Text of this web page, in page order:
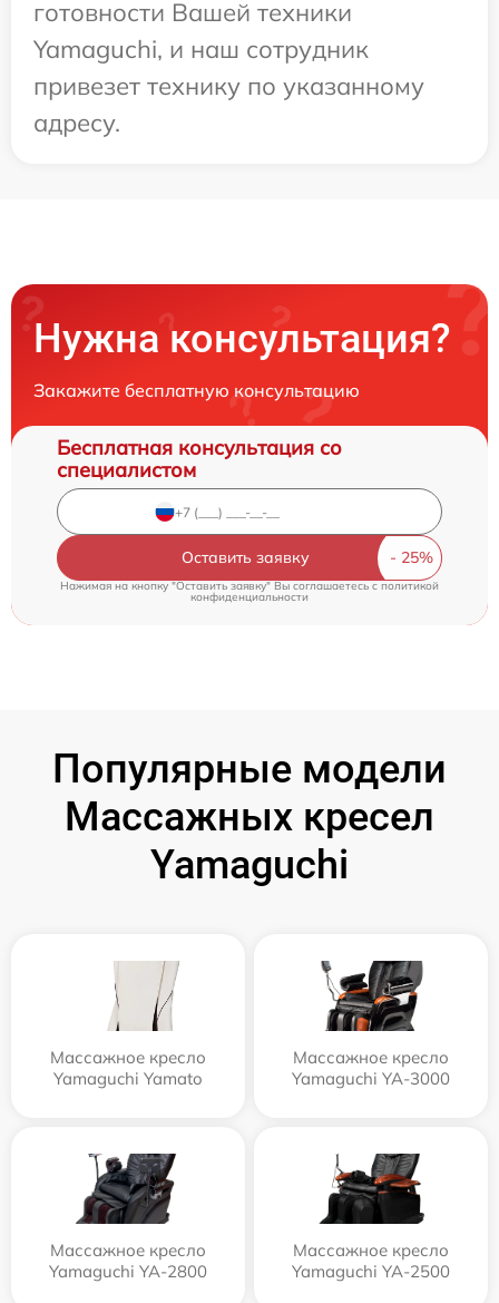
готовности Вашей техники
Yamaguchi, и наш сотрудник
привезет технику по указанному
адресу.
Нужна консультация?
Закажите бесплатную консультацию
Бесплатная консультация со
специалистом
Оставить заявку
Нажимая на кнопку "Оставить заявку" Вы соглашаетесь c политикой
конфиденциальности
Популярные модели
Массажных кресел
Yamaguchi
Массажное кресло
Yamaguchi Yamato
Массажное кресло
Yamaguchi YA-3000
Массажное кресло
Yamaguchi YA-2800
Массажное кресло
Yamaguchi YA-2500